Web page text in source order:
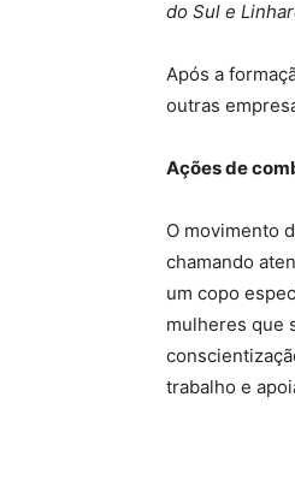
do Sul e
Após a
outras
Ações de
O movimento
chamando
um copo
mulheres que
trabalho e